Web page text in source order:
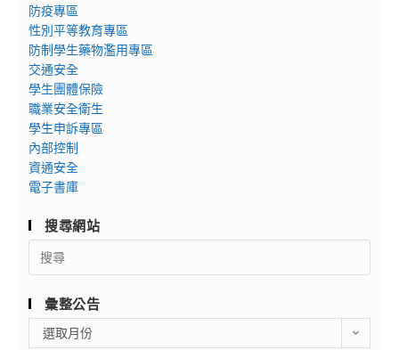
防疫專區
性別平等教育專區
防制學生藥物濫用專區
交通安全
學生團體保險
職業安全衛生
學生申訴專區
內部控制
資通安全
電子書庫
搜尋網站
Search
for:
彙整公告
整
選取月份